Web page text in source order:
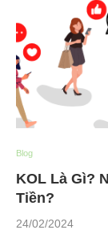
Blog
KOL Là Gì?
Tiền?
24/02/2024